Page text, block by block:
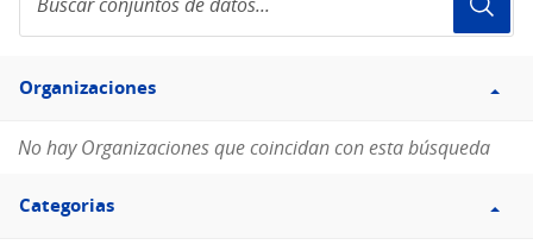
conjuntos
de
Filtro
Organizaciones
Organizaciones
No hay Organizaciones que coincidan con esta búsqueda
Filtro
Categorias
Categorias